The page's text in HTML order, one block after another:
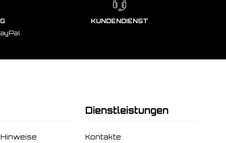
KUNDENDIENST
Dienstleistungen
Kontakte